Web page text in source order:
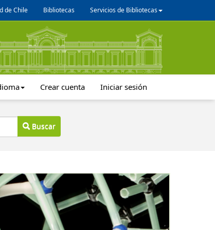
de Chile Bibliotecas Servicios de Bibliotecas
Crear cuenta Iniciar sesión
Buscar